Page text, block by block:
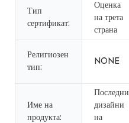
Тип
сертификат:
Оценка
на трета
страна
Религиозен
тип:
NONE
Име на
продукта:
Последни
дизайни
на